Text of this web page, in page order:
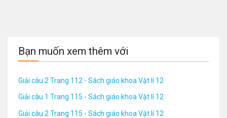
Bạn muốn xem thêm với
Giải câu 2 Trang 112 - Sách giáo khoa Vật lí 12
Giải câu 1 Trang 115 - Sách giáo khoa Vật lí 12
Giải câu 2 Trang 115 - Sách giáo khoa Vật lí 12